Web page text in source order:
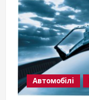
Автомобілі